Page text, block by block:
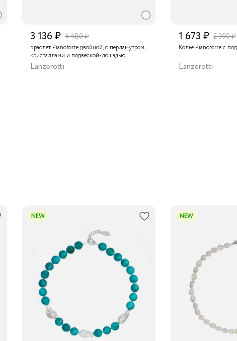
3 136 ₽ 4 480 ₽
Браслет Pianoforte двойной, с перламутром,
кристаллами и подвеской-лошадью
Lanzerotti
1 673 ₽ 2 390 ₽
Колье Pianoforte с
Lanzerotti
NEW NEW